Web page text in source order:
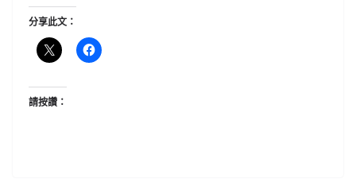
分享此文：
請按讚：